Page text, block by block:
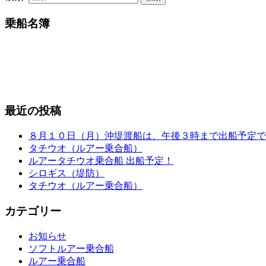
乗船名簿
最近の投稿
８月１０日（月）沖堤渡船は、午後３時まで出船予定
タチウオ（ルアー乗合船）
ルアータチウオ乗合船 出船予定！
シロギス（堤防）
タチウオ（ルアー乗合船）
カテゴリー
お知らせ
ソフトルアー乗合船
ルアー乗合船